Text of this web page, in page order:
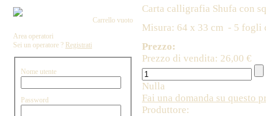
Carrello vuoto
Area operatori
Sei un operatore ? Registrati
Nome utente
Password
Carta calligrafia Shufa con
Misura: 64 x 33 cm - 5 fogli
Prezzo:
Prezzo di vendita: 26,00 €
Nulla
Fai una domanda su questo
Produttore: